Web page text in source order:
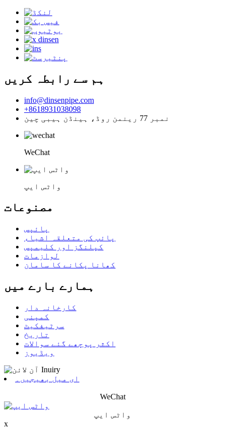
ہم سے رابطہ کریں
info@dinsenpipe.com
+8618931038098
نمبر 77 رینمن روڈ، ہینڈن ہیبی چین
WeChat
واٹس ایپ
مصنوعات
پائپس
پائپ کی متعلقہ اشیاء
کپلنگز اور کلیمپس
لوازمات
کھانا پکانے کا سامان
ہمارے بارے میں
کارخانہ دار
کمپنی
سرٹیفکیٹ
تاریخ
اکثر پوچھے گئے سوالات
ویڈیوز
ای میل بھیجیں۔
WeChat
واٹس ایپ
x